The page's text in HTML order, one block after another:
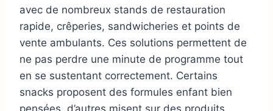
avec de nombreux stands de restauration
rapide, crêperies, sandwicheries et points de
vente ambulants. Ces solutions permettent de
ne pas perdre une minute de programme tout
en se sustentant correctement. Certains
snacks proposent des formules enfant bien
pensées, d’autres misent sur des produits